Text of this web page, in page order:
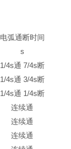
电弧通断时间
s
1/4s通 7/4s断
1/4s通 3/4s断
1/4s通 1/4s断
连续通
连续通
连续通